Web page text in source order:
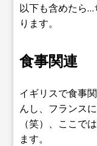
以下も含めたら
ります。
食事関連
イギリスで食事
んし、フランス
（笑）、ここで
ます。